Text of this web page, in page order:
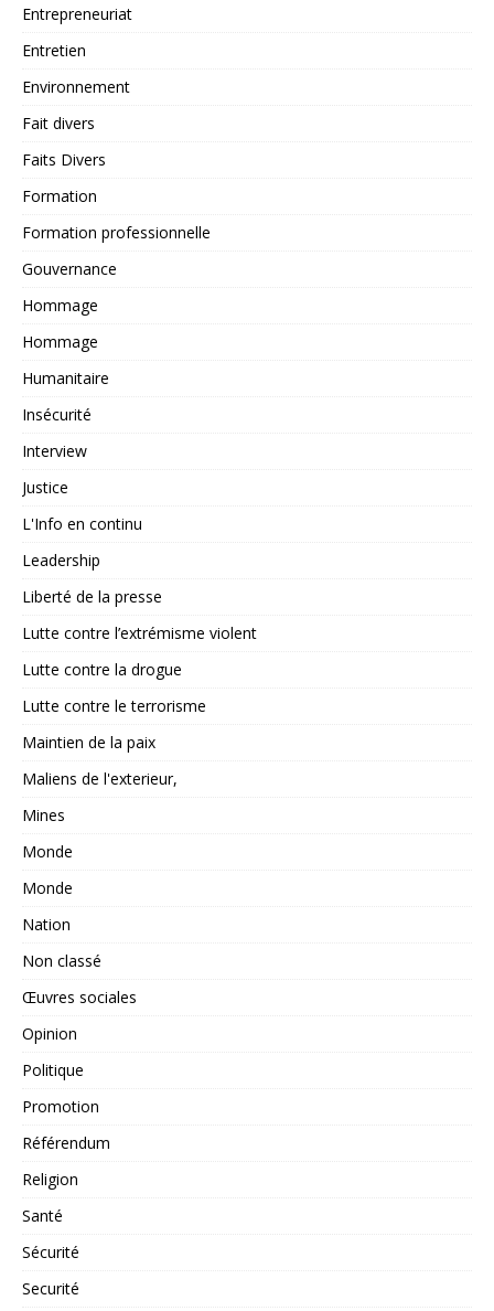
Entrepreneuriat
Entretien
Environnement
Fait divers
Faits Divers
Formation
Formation professionnelle
Gouvernance
Hommage
Hommage
Humanitaire
Insécurité
Interview
Justice
L'Info en continu
Leadership
Liberté de la presse
Lutte contre l’extrémisme violent
Lutte contre la drogue
Lutte contre le terrorisme
Maintien de la paix
Maliens de l'exterieur,
Mines
Monde
Monde
Nation
Non classé
Œuvres sociales
Opinion
Politique
Promotion
Référendum
Religion
Santé
Sécurité
Securité